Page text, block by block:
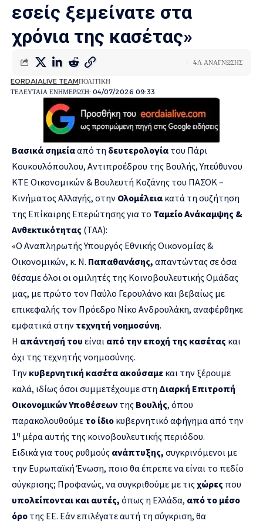
εσείς ξεμείνατε στα
χρόνια της κασέτας»
ΤΕΛΕΥΤΑΙΑ ΕΝΗΜΕΡΩΣΗ: 04/07/2026 09:33
EORDAIALIVE TEAMΠΟΛΙΤΙΚΗ
4Λ ΑΝΑΓΝΩΣΗΣ
Βασικά σημείααπό τη δευτερολογία του Πάρι
Κουκουλόπουλου, Αντιπροέδρου της Βουλής, Υπεύθυνου
ΚΤΕ Οικονομικών & Βουλευτή Κοζάνης του ΠΑΣΟΚ –
Κινήματος Αλλαγής, στην Ολομέλεια κατά τη συζήτηση
της Επίκαιρης Επερώτησης για το Ταμείο Ανάκαμψης &
Ανθεκτικότητας (ΤΑΑ):
«Ο Αναπληρωτής Υπουργός Εθνικής Οικονομίας &
Οικονομικών, κ. Ν. Παπαθανάσης, απαντώντας σε όσα
θέσαμε όλοι οι ομιλητές της Κοινοβουλευτικής Ομάδας
μας, με πρώτο τον Παύλο Γερουλάνο και βεβαίως με
επικεφαλής τον Πρόεδρο Νίκο Ανδρουλάκη, αναφέρθηκε
εμφατικά στην τεχνητή νοημοσύνη.
Η απάντησή του είναι από την εποχή της κασέτας και
όχι της τεχνητής νοημοσύνης.
Τηνκυβερνητική κασέτα ακούσαμε και την ξέρουμε
καλά, ιδίως όσοι συμμετέχουμε στη Διαρκή Επιτροπή
Οικονομικών Υποθέσεων της Βουλής, όπου
παρακολουθούμε το ίδιο κυβερνητικό αφήγημα από την
1η μέρα αυτής της κοινοβουλευτικής περιόδου.
Ειδικά για τους ρυθμούς ανάπτυξης, συγκρινόμενοι με
την Ευρωπαϊκή Ένωση, ποιο θα έπρεπε να είναι το πεδίο
σύγκρισης; Προφανώς, να συγκριθούμε με τιςχώρες που
υπολείπονται και αυτές, όπως η Ελλάδα, από το μέσο
όρο της ΕΕ. Εάν επιλέγατε αυτή τη σύγκριση, θα